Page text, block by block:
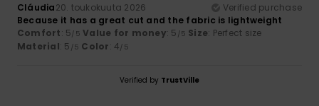
Cláudia20. toukokuuta 2026
Verified purchase
Because it has a great cut and the fabric is lightweight
Comfort: 5/5 Value for money: 5 /5 Size: Perfect size
Material: 5 /5 Color: 4/5
Verified by TrustVille